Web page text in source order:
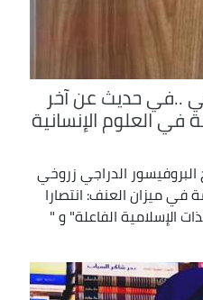
..في حديث عن آخر
العلوم الإنسانية
الدراجي زروخي
في ميزان العنف: انتصارا
الإسلامية الفاعلة" و "